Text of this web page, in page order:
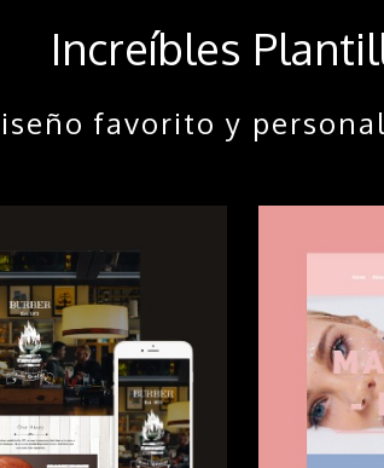
Increíbles
favorito y